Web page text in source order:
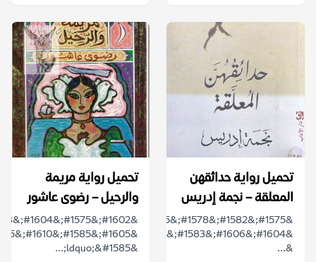
تحميل رواية حدائقهن
المعلقة – نجمة إدريس
&#1575;&#1582;&#1578;&#1575;&#1585;&#1608;&#1575;
&#1604;&#1606;&#1583;&#1606;
&...
تحميل رواية مريمة
والرحيل – رضوى عاشور
&ldquo;&#1585;...